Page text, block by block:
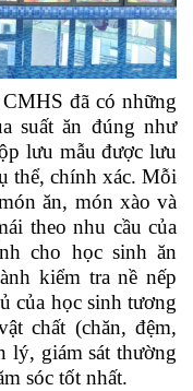
đã có những
suất ăn đúng như
lưu mẫu được lưu
thể, chính xác. Mỗi
ăn, món xào và
theo nhu cầu của
cho học sinh ăn
kiểm tra nề nếp
của học sinh tương
chất (chăn, đệm,
lý, giám sát thường
sóc tốt nhất.